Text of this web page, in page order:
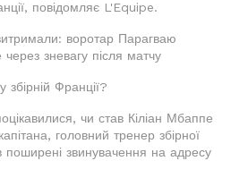
повідомляє L'Equipe.
воротар Парагваю
зневагу після матчу
збірній Франції?
чи став Кіліан Мбаппе
головний тренер збірної
поширені звинувачення на адресу